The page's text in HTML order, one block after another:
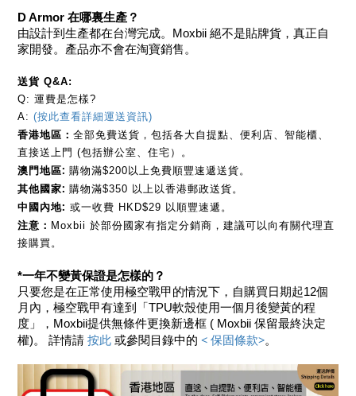
D Armor 在哪裏生產？
由設計到生產都在台灣完成。Moxbii 絕不是貼牌貨，真正自
家開發。產品亦不會在淘寶銷售。
送貨 Q&A:
Q: 運費是怎樣?
A: (按此查看詳細運送資訊)
香港地區： 全部免費送貨，包括各大自提點、便利店、智能櫃、
直接送上門 (包括辦公室、住宅）
。
澳門地區: 購物滿$200以上免費順豐速遞送貨。
其他國家: 購物滿$350 以上以香港郵政送貨。
中國內地: 或一收費 HKD$29 以順豐速遞。
注意： Moxbii 於部份國家有指定分銷商，建議可以向有關代理直
接購買。
*一年不變黃保證是怎樣的？
只要您是在正常使用極空戰甲的情況下，自購買日期起12個
月內，極空戰甲有達到「TPU軟殼使用一個月後變黃的程
度」，Moxbii提供無條件更換新邊框 ( Moxbii 保留最終決定
權)。 詳情請 按此 或參閱目錄中的 < 保固條款>。